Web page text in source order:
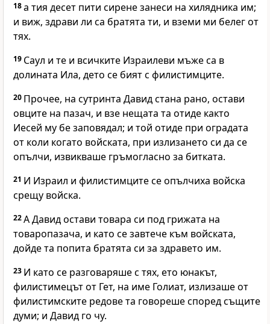
18а тия десет пити сирене занеси на хилядника им;
и виж, здрави ли са братята ти, и вземи ми белег от
тях.
19 Саул и те и всичките Израилеви мъже са в
долината Ила, дето се бият с филистимците.
20 Прочее, на сутринта Давид стана рано, остави
овците на пазач, и взе нещата та отиде както
Иесей му бе заповядал; и той отиде при оградата
от коли когато войската, при излизането си да се
опълчи, извикваше гръмогласно за битката.
21 И Израил и филистимците се опълчиха войска
срещу войска.
22А Давид остави товара си под грижата на
товаропазача, и като се завтече към войската,
дойде та попита братята си за здравето им.
23 И като се разговаряше с тях, ето юнакът,
филистимецът от Гет, на име Голиат, излизаше от
филистимските редове та говореше според същите
думи; и Давид го чу.